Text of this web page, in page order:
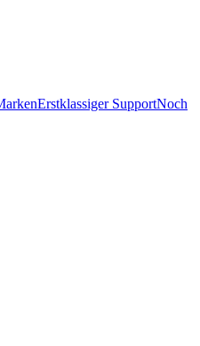
Erstklassiger SupportNoch